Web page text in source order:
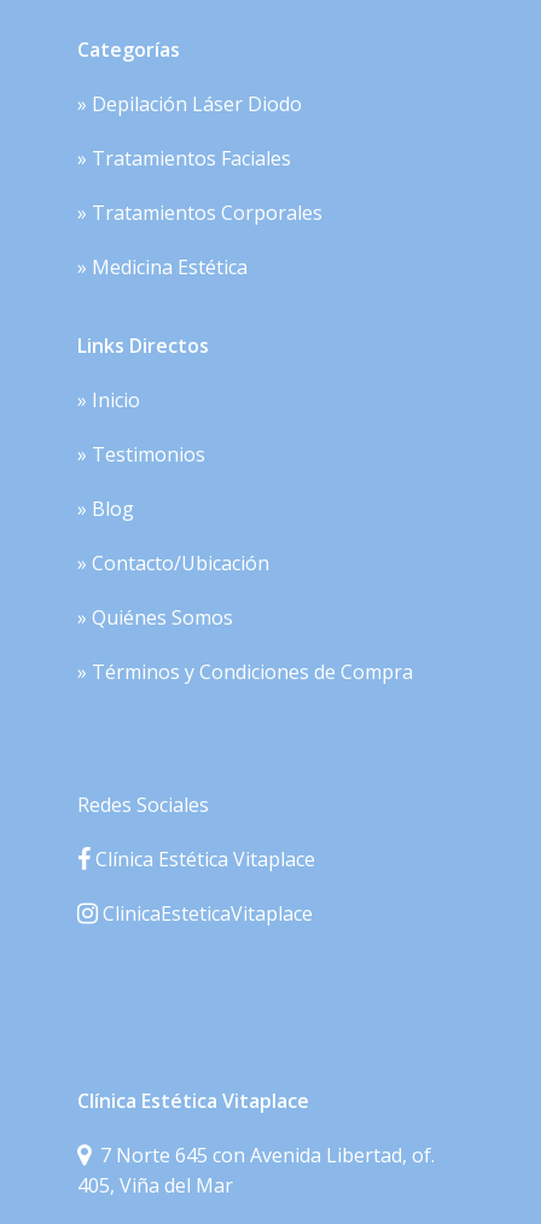
Categorías
» Depilación Láser Diodo
» Tratamientos Faciales
» Tratamientos Corporales
» Medicina Estética
Links Directos
» Inicio
» Testimonios
» Blog
» Contacto/Ubicación
» Quiénes Somos
» Términos y Condiciones de Compra
Redes Sociales
Clínica Estética Vitaplace
ClinicaEsteticaVitaplace
Clínica Estética Vitaplace
7 Norte 645 con Avenida Libertad, of.
405, Viña del Mar